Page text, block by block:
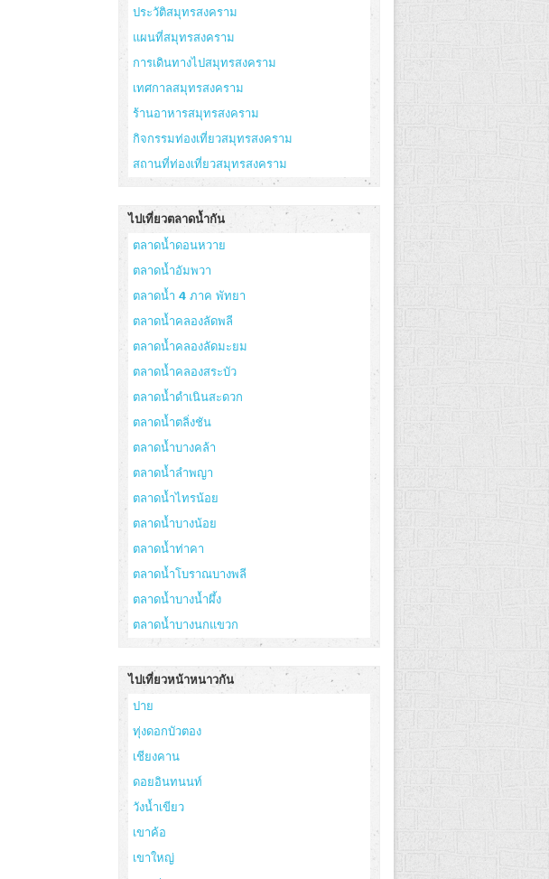
ประวัติสมุทรสงคราม
แผนที่สมุทรสงคราม
การเดินทางไปสมุทรสงคราม
เทศกาลสมุทรสงคราม
ร้านอาหารสมุทรสงคราม
กิจกรรมท่องเที่ยวสมุทรสงคราม
สถานที่ท่องเที่ยวสมุทรสงคราม
ไปเที่ยวตลาดน้ำกัน
ตลาดน้ำดอนหวาย
ตลาดน้ำอัมพวา
ตลาดน้ำ 4 ภาค พัทยา
ตลาดน้ำคลองลัดพลี
ตลาดน้ำคลองลัดมะยม
ตลาดน้ำคลองสระบัว
ตลาดน้ำดำเนินสะดวก
ตลาดน้ำตลิ่งชัน
ตลาดน้ำบางคล้า
ตลาดน้ำลำพญา
ตลาดน้ำไทรน้อย
ตลาดน้ำบางน้อย
ตลาดน้ำท่าคา
ตลาดน้ำโบราณบางพลี
ตลาดน้ำบางน้ำผึ้ง
ตลาดน้ำบางนกแขวก
ไปเที่ยวหน้าหนาวกัน
ปาย
ทุ่งดอกบัวตอง
เชียงคาน
ดอยอินทนนท์
วังน้ำเขียว
เขาค้อ
เขาใหญ่